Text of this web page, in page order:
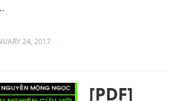
24, 2017
[PDF]